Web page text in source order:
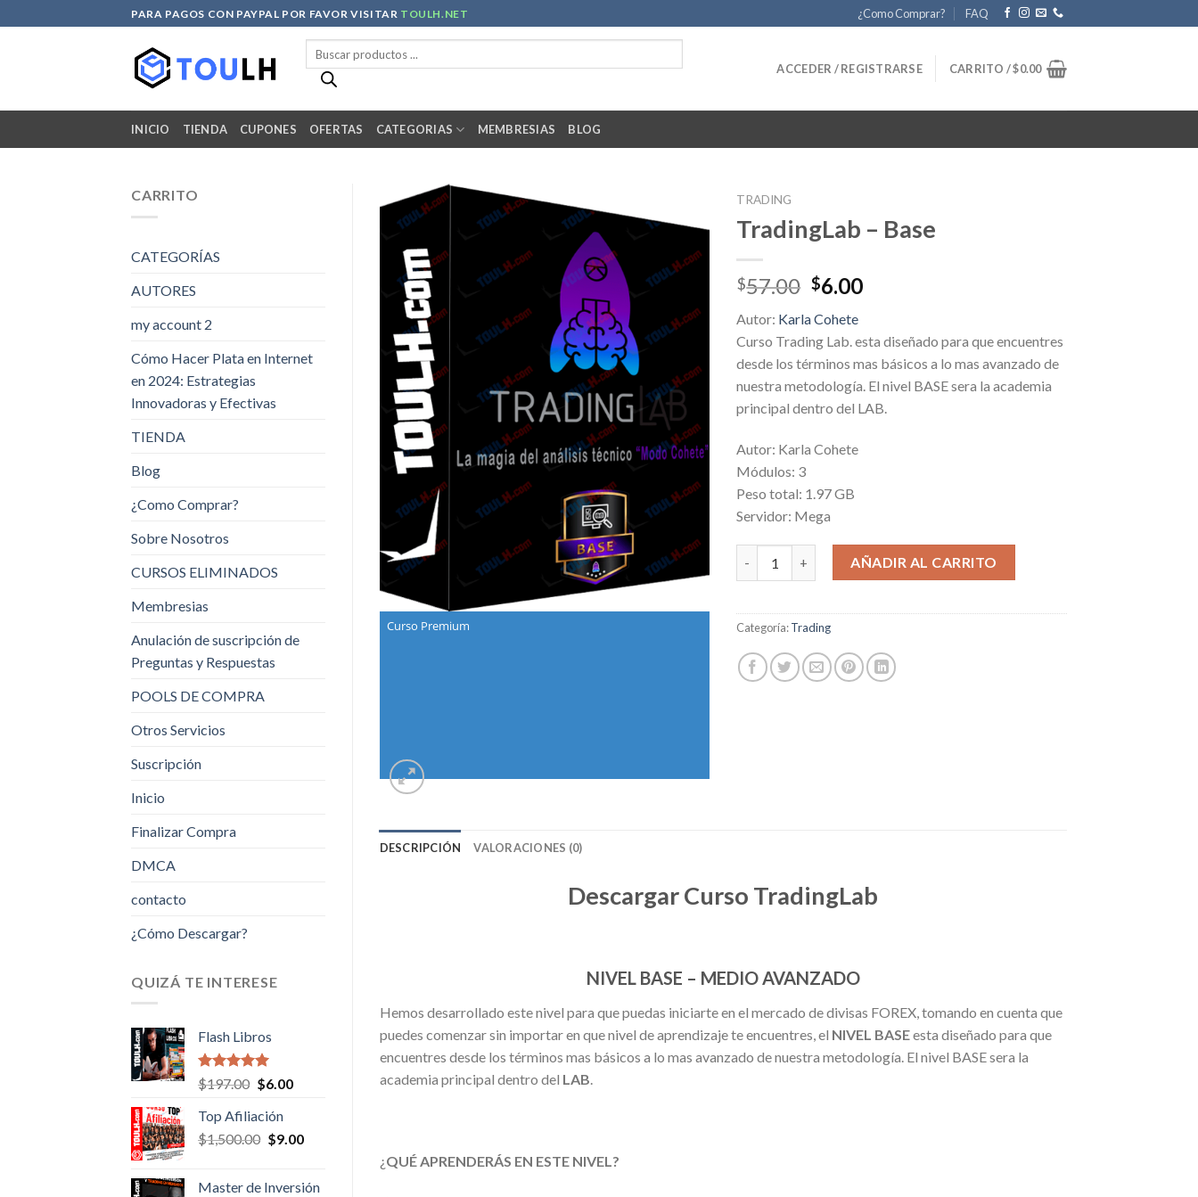
to
PARA PAGOS CON PAYPAL POR FAVOR VISITAR TOULH.NET ¿Como Comprar? FAQ
productos
ACCEDER / REGISTRARSE CARRITO /$0.00
INICIO TIENDA CUPONES OFERTAS CATEGORIAS MEMBRESIAS BLOG
CARRITO
CATEGORÍAS
AUTORES
my account 2
Cómo Hacer Plata en Internet
en 2024: Estrategias
Innovadoras y Efectivas
TIENDA
Blog
¿Como Comprar?
Sobre Nosotros
CURSOS ELIMINADOS
Membresias
Anulación de suscripción de
Preguntas y Respuestas
POOLS DE COMPRA
Otros Servicios
Suscripción
Inicio
Finalizar Compra
DMCA
contacto
¿Cómo Descargar?
QUIZÁ TE INTERESE
Flash Libros
Valorado en
5.00
$197.00 Original
was:
$197.00.
$6.00Current
$6.00.
Top Afiliación
$1,500.00 Original
$9.00Current
Master de Inversión
Curso Premium
TRADING
TradingLab – Base
$57.00 Original
was:
$57.00.
$6.00Current
$6.00.
Autor: Karla Cohete
Curso Trading Lab. esta diseñado para que encuentres
desde los términos mas básicos a lo mas avanzado de
nuestra metodología. El nivel BASE sera la academia
principal dentro del LAB.
Autor: Karla Cohete
Módulos: 3
Peso total: 1.97 GB
Servidor: Mega
TradingLab - Base cantidadAÑADIR AL CARRITO
Categoría:Trading
DESCRIPCIÓN VALORACIONES (0)
Descargar Curso TradingLab
NIVEL BASE – MEDIO AVANZADO
Hemos desarrollado este nivel para que puedas iniciarte en el mercado de divisas FOREX, tomando en cuenta que
puedes comenzar sin importar en que nivel de aprendizaje te encuentres, el NIVEL BASEesta diseñado para que
encuentres desde los términos mas básicos a lo mas avanzado de nuestra metodología. El nivel BASE sera la
academia principal dentro del LAB.
¿QUÉ APRENDERÁS EN ESTE NIVEL?